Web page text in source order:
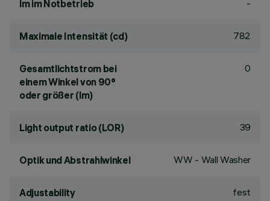
lm im Notbetrieb -
Maximale Intensität (cd) 782
Gesamtlichtstrom bei
einem Winkel von 90°
oder größer (lm)
0
Light output ratio (LOR) 39
Optik und Abstrahlwinkel WW - Wall Washer
Adjustability fest